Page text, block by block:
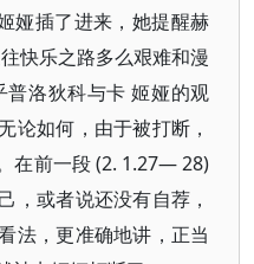
娅插了进来，她提醒赫
快乐之路多么艰难和漫
洛狄科与卡 姬娅的观
论如何，由于被打断，
在前一段 (2. 1.27— 28)
，或者说还没有自荐，
法，更准确地讲，正当